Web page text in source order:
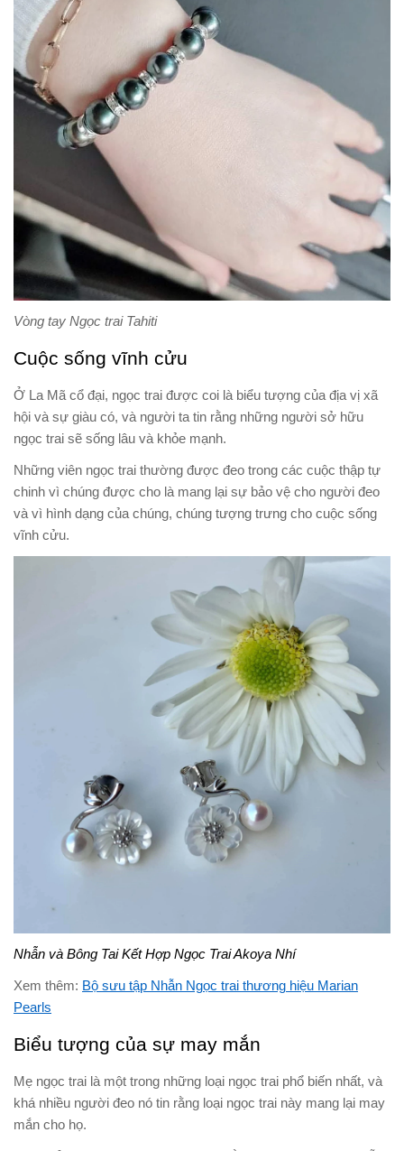
Vòng tay Ngọc trai Tahiti
Cuộc sống vĩnh cửu
Ở La Mã cổ đại, ngọc trai được coi là biểu tượng của địa vị xã
hội và sự giàu có, và người ta tin rằng những người sở hữu
ngọc trai sẽ sống lâu và khỏe mạnh.
Những viên ngọc trai thường được đeo trong các cuộc thập tự
chinh vì chúng được cho là mang lại sự bảo vệ cho người đeo
và vì hình dạng của chúng, chúng tượng trưng cho cuộc sống
vĩnh cửu.
Nhẫn và Bông Tai Kết Hợp Ngọc Trai Akoya Nhí
Xem thêm: Bộ sưu tập Nhẫn Ngọc trai thương hiệu Marian
Pearls
Biểu tượng của sự may mắn
Mẹ ngọc trai là một trong những loại ngọc trai phổ biến nhất, và
khá nhiều người đeo nó tin rằng loại ngọc trai này mang lại may
mắn cho họ.